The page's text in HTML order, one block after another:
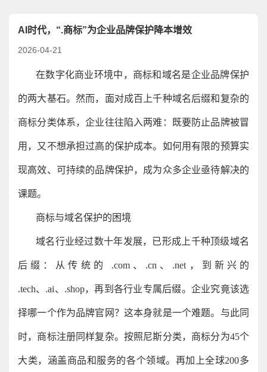
AI时代，“.商标”为企业品牌保护降本增效
2026-04-21
在数字化商业环境中，商标和域名是企业品牌保护
的两大基石。然而，面对成百上千种域名后缀和复杂的
商标分类体系，企业往往陷入两难：既要防止品牌被冒
用，又不想承担过高的保护成本。如何用有限的预算实
现高效、可持续的品牌保护，成为众多企业亟待解决的
课题。
商标与域名保护的困境
域名行业经过数十年发展，已形成上千种顶级域名
后缀：从传统的 .com、.cn、.net，到新兴的
.tech、.ai、.shop，再到各行业专属后缀。企业究竟该选
择哪一个作为品牌官网？这本身就是一个难题。与此同
时，商标注册同样复杂。按照尼斯分类，商标分为45个
大类，涵盖商品和服务的各个领域。再加上全球200多